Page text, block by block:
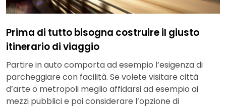
Prima di tutto bisogna costruire il giusto
itinerario di viaggio
Partire in auto comporta ad esempio l’esigenza di
parcheggiare con facilità. Se volete visitare città
d’arte o metropoli meglio affidarsi ad esempio ai
mezzi pubblici e poi considerare l’opzione di